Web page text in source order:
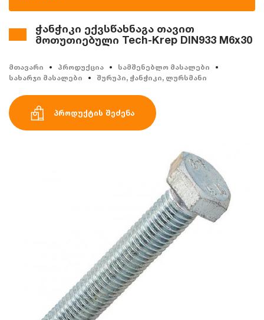
ჭანჭიკი ექვსწახნაგა თავით
მოთუთიებული Tech-Krep DIN933 M6x30
მთავარი პროდუქცია
სამშენებლო მასალები
სახარჯი მასალები
შურუპი, ჭანჭიკი, ლურსმანი
პროდუქტის შეძენა